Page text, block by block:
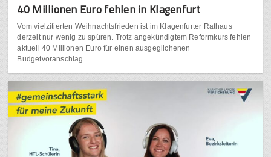
40 Millionen Euro fehlen in Klagenfurt
Vom vielzitierten Weihnachtsfrieden ist im Klagenfurter Rathaus
derzeit nur wenig zu spüren. Trotz angekündigtem Reformkurs fehlen
aktuell 40 Millionen Euro für einen ausgeglichenen
Budgetvoranschlag.